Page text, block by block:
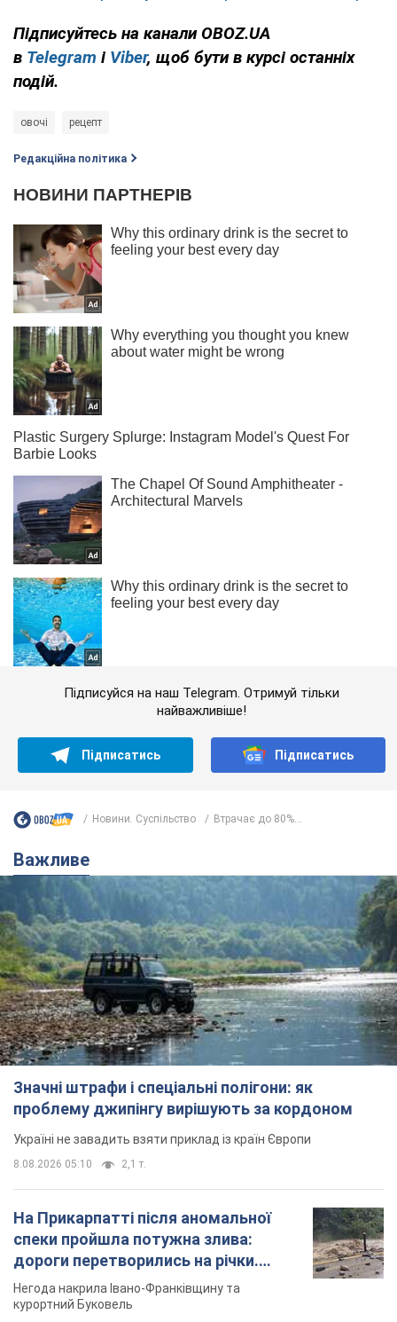
Підписуйтесь на канали OBOZ.UA
в Telegram і Viber, щоб бути в курсі останніх
подій.
овочі рецепт
Редакційна політика
Підписуйся на наш Telegram. Отримуй тільки
найважливіше!
Підписатись Підписатись
Новини. Суспільство Втрачає до 80%...
Важливе
Значні штрафи і спеціальні полігони: як
проблему джипінгу вирішують за кордоном
Україні не завадить взяти приклад із країн Європи
8.08.2026 05:10 2,1 т.
На Прикарпатті після аномальної
спеки пройшла потужна злива:
дороги перетворились на річки.
Відео
Негода накрила Івано-Франківщину та
курортний Буковель